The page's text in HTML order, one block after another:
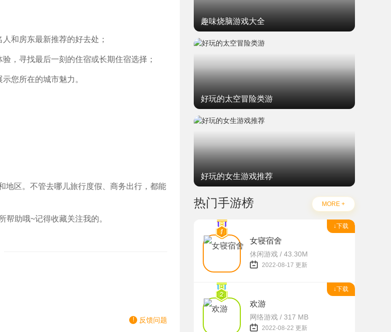
和房东最新推荐的好去处；
，寻找最后一刻的住宿或长期住宿选择；
您所在的城市魅力。
地区。不管去哪儿旅行度假、商务出行，都能
帮助哦~记得收藏关注我的。
反馈问题
趣味烧脑游戏大全
好玩的太空冒险类游
好玩的女生游戏推荐
热门手游榜 MORE +
↓下载
女寝宿舍
休闲游戏 / 43.30M
2022-08-17 更新
↓下载
欢游
网络游戏 / 317 MB
2022-08-22 更新